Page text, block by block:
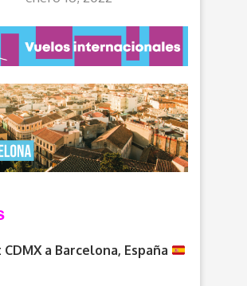
CDMX a Barcelona, España